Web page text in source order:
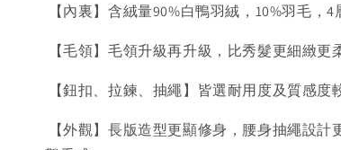
【內裏】含絨量90%白鴨羽絨，10%羽毛，
【毛領】毛領升級再升級，比秀髮更細緻
【鈕扣、拉鍊、抽繩】皆選耐用度及質感度
【外觀】長版造型更顯修身，腰身抽繩設